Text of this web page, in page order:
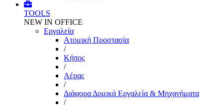
TOOLS
NEW IN OFFICE
Εργαλεία
Aτομική Προστασία
/
Kήπος
/
Αέρας
/
Διάφορα Δομικά Εργαλεία & Μηχανήματα
/